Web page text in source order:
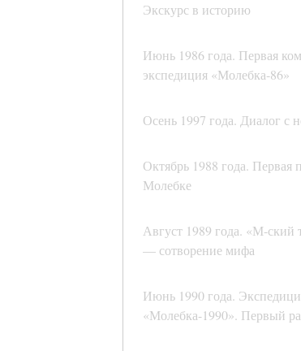
Экскурс в историю
Июнь 1986 года. Первая
экспедиция «Молебка-86»
Осень 1997 года. Диалог с
Октябрь 1988 года. Первая
Молебке
Август 1989 года. «М-ский
— сотворение мифа
Июнь 1990 года.
«Молебка-1990». Первый